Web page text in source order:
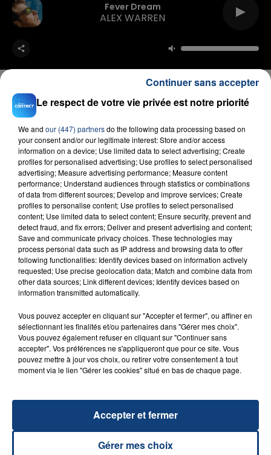
Fever Dream
ALEX WARREN
FIL D'ACTU
23 juillet 2026
INCENDIE MORTEL À LENS : UNE FEMME ET
SON BÉBÉ ENTRE LA VIE ET LA...
Un homme s'est immolé par le feu après avoir
d'un liquide inflammable.
20 juillet 2026
UNE ADOLESCENTE DEVANT SE FAIRE
OPÉRER DE LA CHEVILLE RESSORT DE LA...
La famille a porté plainte contre la clinique qui a
Le respect de votre vie privée est notre priorité
We and our (447) partnersdo the following data processing based on
your consent and/or our legitimate interest: Store and/or access
information on a device; Use limited data to select advertising; Create
profiles for personalised advertising; Use profiles to select personalised
advertising; Measure advertising performance; Measure content
performance; Understand audiences through statistics or combinations
of data from different sources; Develop and improve services; Create
profiles to personalise content; Use profiles to select personalised
content; Use limited data to select content; Ensure security, prevent and
detect fraud, and fix errors; Deliver and present advertising and content;
Save and communicate privacy choices. These technologies may
process personal data such as IP address and browsing data to offer
following functionalities: Identify devices based on information actively
requested; Use precise geolocation data; Match and combine data from
other data sources; Link different devices; Identify devices based on
information transmitted automatically.
Vous pouvez accepter en cliquant sur "Accepter et fermer", ou affiner en
sélectionnant les finalités et/ou partenaires dans "Gérer mes choix".
Vous pouvez également refuser en cliquant sur "Continuer sans
accepter". Vos préférences ne s'appliqueront que pour ce site. Vous
pouvez mettre à jour vos choix, ou retirer votre consentement à tout
moment via le lien "Gérer les cookies" situé en bas de chaque page.
Gérer mes choix
Accepter et fermer
Continuer sans accepter